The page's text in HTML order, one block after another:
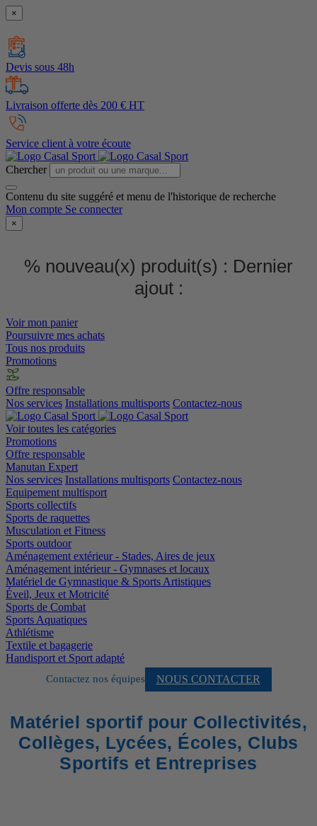
×
Devis sous 48h
Livraison offerte dès 200 € HT
Service client à votre écoute
Chercher
Contenu du site suggéré et menu de l'historique de recherche
Mon compte Se connecter
×
% nouveau(x) produit(s) : Dernier
ajout :
Voir mon panier
Poursuivre mes achats
Tous nos produits
Promotions
Offre responsable
Nos services Installations multisports Contactez-nous
Voir toutes les catégories
Promotions
Offre responsable
Manutan Expert
Nos services Installations multisports Contactez-nous
Equipement multisport
Sports collectifs
Sports de raquettes
Musculation et Fitness
Sports outdoor
Aménagement extérieur - Stades, Aires de jeux
Aménagement intérieur - Gymnases et locaux
Matériel de Gymnastique & Sports Artistiques
Éveil, Jeux et Motricité
Sports de Combat
Sports Aquatiques
Athlétisme
Textile et bagagerie
Handisport et Sport adapté
Contactez nos équipes NOUS CONTACTER
Matériel sportif pour Collectivités,
Collèges, Lycées, Écoles, Clubs
Sportifs et Entreprises